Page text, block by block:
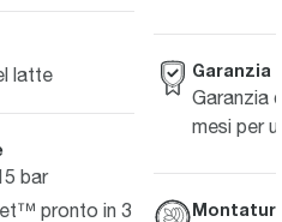
latte
bar
pronto in 3
Garanzia
Garanzia
mesi per